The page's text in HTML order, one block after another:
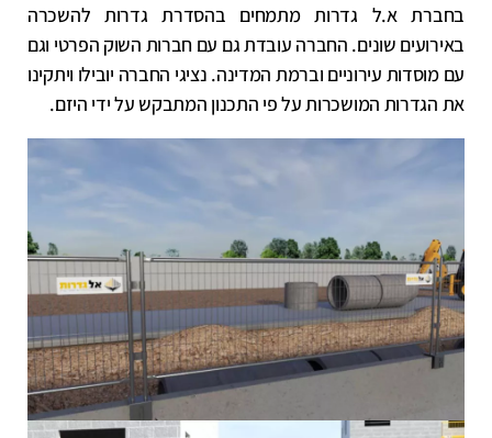
בחברת א.ל גדרות מתמחים בהסדרת גדרות להשכרה
באירועים שונים. החברה עובדת גם עם חברות השוק הפרטי וגם
עם מוסדות עירוניים וברמת המדינה. נציגי החברה יובילו ויתקינו
את הגדרות המושכרות על פי התכנון המתבקש על ידי היזם.